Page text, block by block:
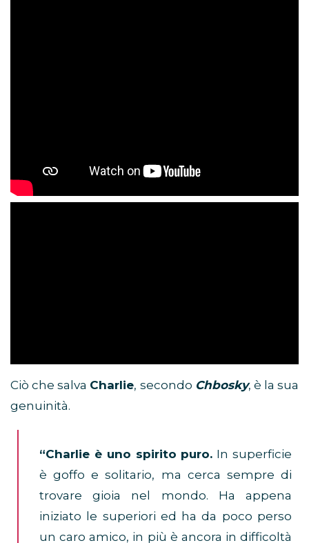
Ciò che salva Charlie, secondo Chbosky, è la sua
genuinità.
“Charlie è uno spirito puro. In superficie
è goffo e solitario, ma cerca sempre di
trovare gioia nel mondo. Ha appena
iniziato le superiori ed ha da poco perso
un caro amico, in più è ancora in difficoltà